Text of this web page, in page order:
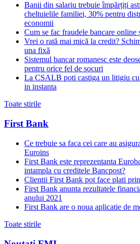
Banii din salariu trebuie împărțiți
cheltuielile familiei, 30% pentru
economii
Cum se fac fraudele bancare online
Vrei o rată mai mică la credit?
una fixă
Sistemul bancar romanesc este
pentru orice fel de socuri
La CSALB poti castiga un litigiu cu
in instanta
Toate stirile
First Bank
Ce trebuie sa faca cei care au
Euroins
First Bank este reprezentanta
intampla cu creditele Bancpost?
Clientii First Bank pot face plati
First Bank anunta rezultatele
anului 2021
First Bank are o noua aplicatie de
Toate stirile